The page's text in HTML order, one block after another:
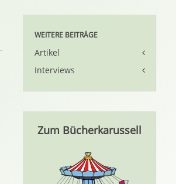
WEITERE BEITRÄGE
Artikel
Interviews
Zum Bücherkarussell